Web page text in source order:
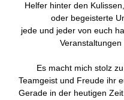
Helfer hinter den
oder begeisterte
jede und jeder von euch
Es macht mich stolz
Teamgeist und Freude ihr
Gerade in der heutigen